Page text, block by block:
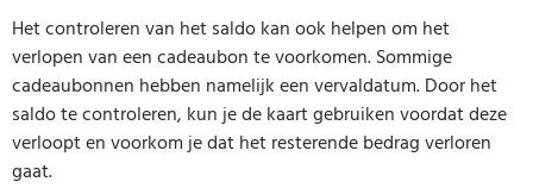
Het controleren van het saldo kan ook helpen om het
verlopen van een cadeaubon te voorkomen. Sommige
cadeaubonnen hebben namelijk een vervaldatum. Door het
saldo te controleren, kun je de kaart gebruiken voordat deze
verloopt en voorkom je dat het resterende bedrag verloren
gaat.